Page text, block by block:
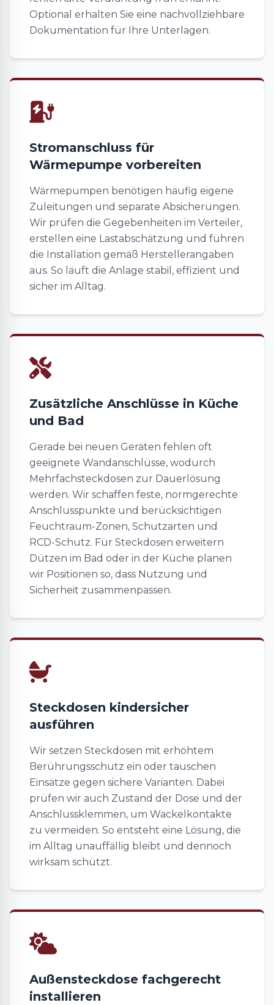
Optional erhalten Sie eine nachvollziehbare
Dokumentation für Ihre Unterlagen.
Stromanschluss für
Wärmepumpe vorbereiten
Wärmepumpen benötigen häufig eigene
Zuleitungen und separate Absicherungen.
Wir prüfen die Gegebenheiten im Verteiler,
erstellen eine Lastabschätzung und führen
die Installation gemäß Herstellerangaben
aus. So läuft die Anlage stabil, effizient und
sicher im Alltag.
Zusätzliche Anschlüsse in Küche
und Bad
Gerade bei neuen Geräten fehlen oft
geeignete Wandanschlüsse, wodurch
Mehrfachsteckdosen zur Dauerlösung
werden. Wir schaffen feste, normgerechte
Anschlusspunkte und berücksichtigen
Feuchtraum-Zonen, Schutzarten und
RCD-Schutz. Für Steckdosen erweitern
Dützen im Bad oder in der Küche planen
wir Positionen so, dass Nutzung und
Sicherheit zusammenpassen.
Steckdosen kindersicher
ausführen
Wir setzen Steckdosen mit erhöhtem
Berührungsschutz ein oder tauschen
Einsätze gegen sichere Varianten. Dabei
prüfen wir auch Zustand der Dose und der
Anschlussklemmen, um Wackelkontakte
zu vermeiden. So entsteht eine Lösung, die
im Alltag unauffällig bleibt und dennoch
wirksam schützt.
Außensteckdose fachgerecht
installieren